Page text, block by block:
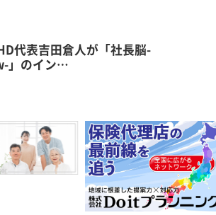
代表吉田倉人が「社長脳-
」のイン…